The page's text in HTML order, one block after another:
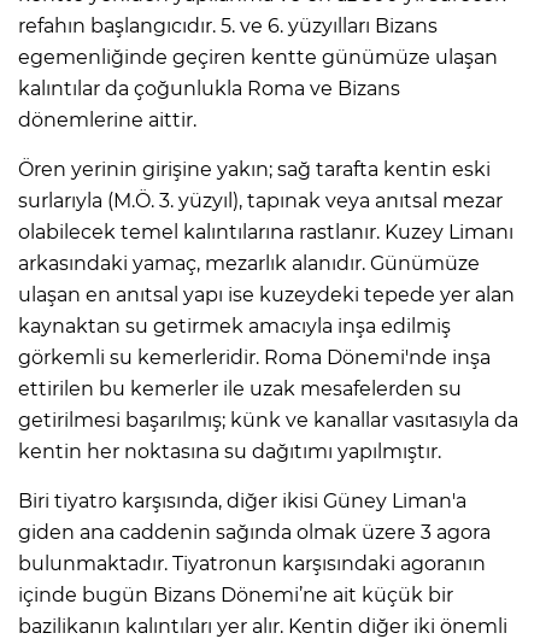
refahın başlangıcıdır. 5. ve 6. yüzyılları Bizans
egemenliğinde geçiren kentte günümüze ulaşan
kalıntılar da çoğunlukla Roma ve Bizans
dönemlerine aittir.
Ören yerinin girişine yakın; sağ tarafta kentin eski
surlarıyla (M.Ö. 3. yüzyıl), tapınak veya anıtsal mezar
olabilecek temel kalıntılarına rastlanır. Kuzey Limanı
arkasındaki yamaç, mezarlık alanıdır. Günümüze
ulaşan en anıtsal yapı ise kuzeydeki tepede yer alan
kaynaktan su getirmek amacıyla inşa edilmiş
görkemli su kemerleridir. Roma Dönemi'nde inşa
ettirilen bu kemerler ile uzak mesafelerden su
getirilmesi başarılmış; künk ve kanallar vasıtasıyla da
kentin her noktasına su dağıtımı yapılmıştır.
Biri tiyatro karşısında, diğer ikisi Güney Liman'a
giden ana caddenin sağında olmak üzere 3 agora
bulunmaktadır. Tiyatronun karşısındaki agoranın
içinde bugün Bizans Dönemi’ne ait küçük bir
bazilikanın kalıntıları yer alır. Kentin diğer iki önemli